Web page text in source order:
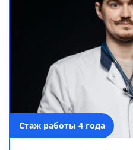
Стаж работы 4 года